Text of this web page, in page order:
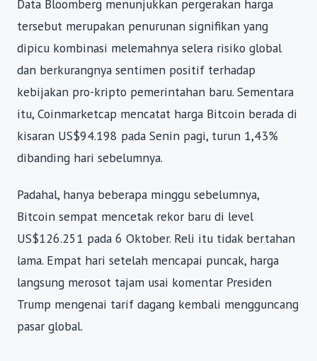
Data Bloomberg menunjukkan pergerakan harga
tersebut merupakan penurunan signifikan yang
dipicu kombinasi melemahnya selera risiko global
dan berkurangnya sentimen positif terhadap
kebijakan pro-kripto pemerintahan baru. Sementara
itu, Coinmarketcap mencatat harga Bitcoin berada di
kisaran US$94.198 pada Senin pagi, turun 1,43%
dibanding hari sebelumnya.
Padahal, hanya beberapa minggu sebelumnya,
Bitcoin sempat mencetak rekor baru di level
US$126.251 pada 6 Oktober. Reli itu tidak bertahan
lama. Empat hari setelah mencapai puncak, harga
langsung merosot tajam usai komentar Presiden
Trump mengenai tarif dagang kembali mengguncang
pasar global.